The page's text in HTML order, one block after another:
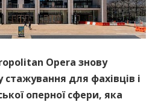
Opera знову
для фахівців і
оперної сфери, яка